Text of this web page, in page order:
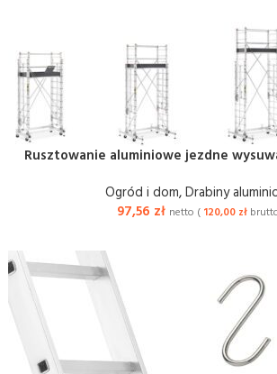
Rusztowanie aluminiowe jezdne
Ogród i dom,Drabiny
97,56 zł netto ( 120,00 zł